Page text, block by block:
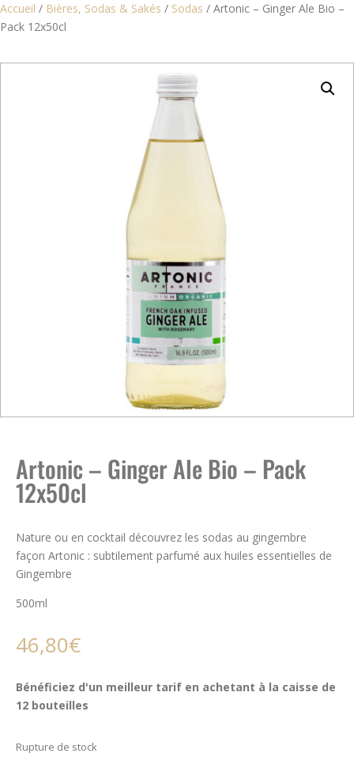
Accueil / Bières, Sodas & Sakés / Sodas / Artonic – Ginger Ale Bio –
Pack 12x50cl
Artonic – Ginger Ale Bio – Pack
12x50cl
Nature ou en cocktail découvrez les sodas au gingembre
façon Artonic : subtilement parfumé aux huiles essentielles de
Gingembre
500ml
46,80€
Bénéficiez d'un meilleur tarif en achetant à la caisse de
12 bouteilles
Rupture de stock